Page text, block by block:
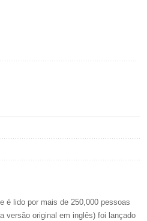
é lido por mais de 250,000 pessoas
versão original em inglês) foi lançado